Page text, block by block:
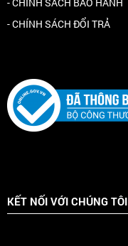
- CHÍNH SÁCH ĐỔI TRẢ
KẾT NỐI VỚI CHÚNG TÔI